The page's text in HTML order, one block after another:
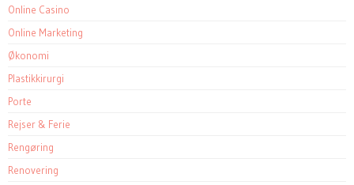
Online Casino
Online Marketing
Økonomi
Plastikkirurgi
Porte
Rejser & Ferie
Rengøring
Renovering